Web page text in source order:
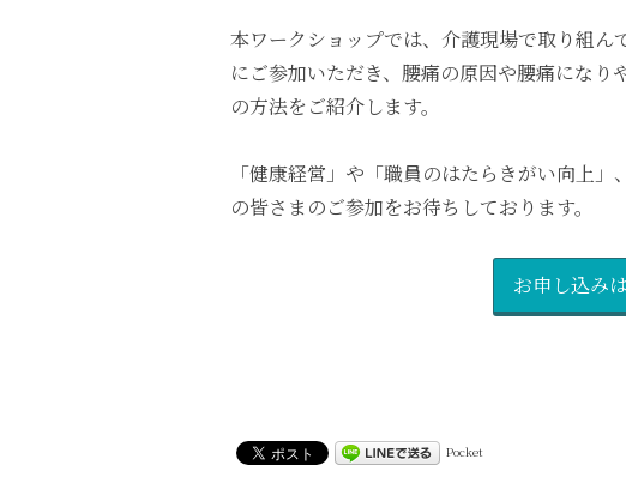
本ワークショップでは、介護現場で取り組
にご参加いただき、腰痛の原因や腰痛にな
の方法をご紹介します。
「健康経営」や「職員のはたらきがい向上
の皆さまのご参加をお待ちしております。
お申し込み
Pocket